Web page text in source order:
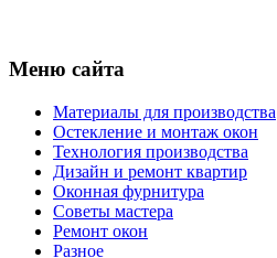
Меню сайта
Материалы для производства
Остекление и монтаж окон
Технология производства
Дизайн и ремонт квартир
Оконная фурнитура
Советы мастера
Ремонт окон
Разное